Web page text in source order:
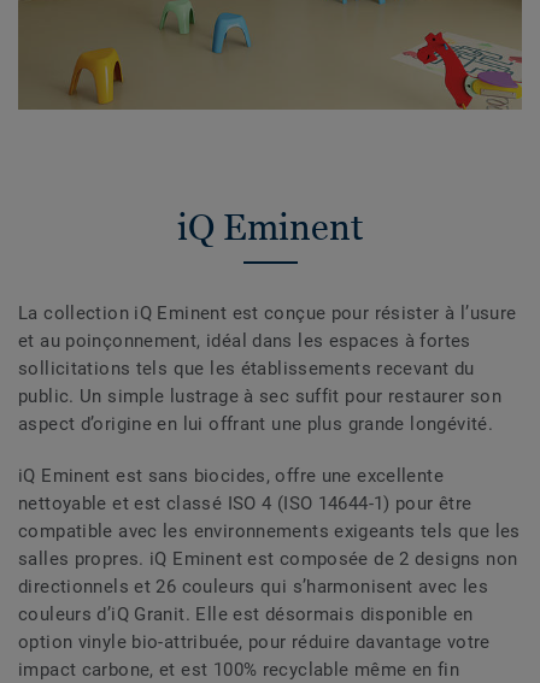
iQ Eminent
La collection iQ Eminent est conçue pour résister à l’usure
et au poinçonnement, idéal dans les espaces à fortes
sollicitations tels que les établissements recevant du
public. Un simple lustrage à sec suffit pour restaurer son
aspect d’origine en lui offrant une plus grande longévité.
iQ Eminent est sans biocides, offre une excellente
nettoyable et est classé ISO 4 (ISO 14644-1) pour être
compatible avec les environnements exigeants tels que les
salles propres. iQ Eminent est composée de 2 designs non
directionnels et 26 couleurs qui s’harmonisent avec les
couleurs d’iQ Granit. Elle est désormais disponible en
option vinyle bio-attribuée, pour réduire davantage votre
impact carbone, et est 100% recyclable même en fin